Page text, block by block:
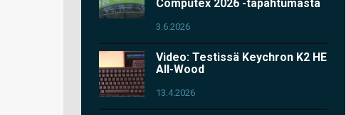
Computex 2026 -tapahtumasta
3.6.2026
Video: Testissä Keychron K2 HE
All-Wood
13.4.2026